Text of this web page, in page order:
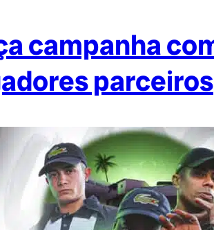
campanha
parceiros